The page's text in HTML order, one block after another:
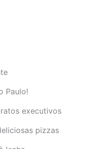
Paulo!
executivos
pizzas